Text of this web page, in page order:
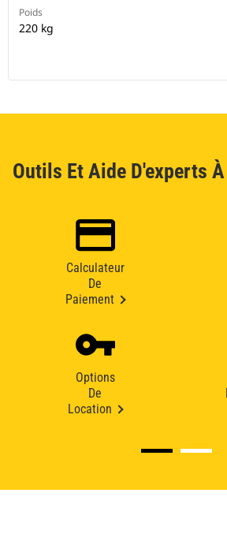
Poids
220 kg
Outils Et Aide D'experts
Calculateur
De
Paiement
Options
De
Location